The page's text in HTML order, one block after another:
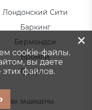
Лондонский Сити
Баркинг
Бермондси
Бромли
Гринвич
ПРАВА ЗАЩИЩЕНЫ.
×
cookie-файлы.
вы даете
этих файлов.